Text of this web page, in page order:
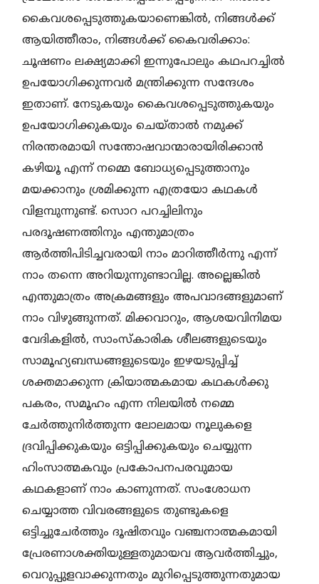
കൈവശപ്പെടുത്തുകയാണെങ്കില്‍, നിങ്ങള്‍ക്ക്
ആയിത്തീരാം, നിങ്ങള്‍ക്ക് കൈവരിക്കാം:
ചൂഷണം ലക്ഷ്യമാക്കി ഇന്നുപോലും കഥപറച്ചില്‍
ഉപയോഗിക്കുന്നവര്‍ മന്ത്രിക്കുന്ന സന്ദേശം
ഇതാണ്. നേടുകയും കൈവശപ്പെടുത്തുകയും
ഉപയോഗിക്കുകയും ചെയ്താല്‍ നമുക്ക്
നിരന്തരമായി സന്തോഷവാന്മാരായിരിക്കാന്‍
കഴിയൂ എന്ന് നമ്മെ ബോധ്യപ്പെടുത്താനും
മയക്കാനും ശ്രമിക്കുന്ന എത്രയോ കഥകള്‍
വിളമ്പുന്നുണ്ട്. സൊറ പറച്ചിലിനും
പരദൂഷണത്തിനും എന്തുമാത്രം
ആര്‍ത്തിപിടിച്ചവരായി നാം മാറിത്തീര്‍ന്നു എന്ന്
നാം തന്നെ അറിയുന്നുണ്ടാവില്ല. അല്ലെങ്കില്‍
എന്തുമാത്രം അക്രമങ്ങളും അപവാദങ്ങളുമാണ്
നാം വിഴുങ്ങുന്നത്. മിക്കവാറും, ആശയവിനിമയ
വേദികളില്‍, സാംസ്‌കാരിക ശീലങ്ങളുടെയും
സാമൂഹ്യബന്ധങ്ങളുടെയും ഇഴയടുപ്പിച്ച്
ശക്തമാക്കുന്ന ക്രിയാത്മകമായ കഥകള്‍ക്കു
പകരം, സമൂഹം എന്ന നിലയില്‍ നമ്മെ
ചേര്‍ത്തുനിര്‍ത്തുന്ന ലോലമായ നൂലുകളെ
ദ്രവിപ്പിക്കുകയും ഒട്ടിപ്പിക്കുകയും ചെയ്യുന്ന
ഹിംസാത്മകവും പ്രകോപനപരവുമായ
കഥകളാണ് നാം കാണുന്നത്. സംശോധന
ചെയ്യാത്ത വിവരങ്ങളുടെ തുണ്ടുകളെ
ഒട്ടിച്ചുചേര്‍ത്തും ദൂഷിതവും വഞ്ചനാത്മകമായി
പ്രേരണാശക്തിയുള്ളതുമായവ ആവര്‍ത്തിച്ചും,
വെറുപ്പുളവാക്കുന്നതും മുറിപ്പെടുത്തുന്നതുമായ